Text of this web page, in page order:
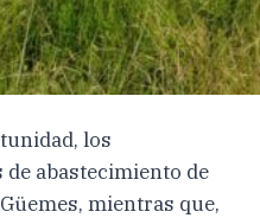
los
abastecimiento de
mientras que,